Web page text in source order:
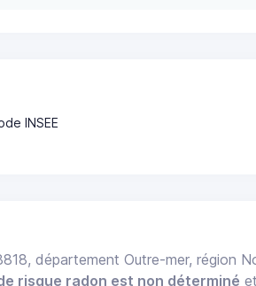
INSEE
département Outre-mer, région
risque radon est non déterminé